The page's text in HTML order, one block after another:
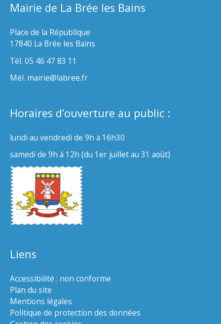
Mairie de La Brée les Bains
Place de la République
17840 La Brée les Bains
Tél. 05 46 47 83 11
Mél. mairie@labree.fr
Horaires d’ouverture au public :
lundi au vendredi de 9h à 16h30
samedi de 9h à 12h (du 1er juillet au 31 août)
Liens
Accessibilité : non conforme
Plan du site
Mentions légales
Politique de protection des données